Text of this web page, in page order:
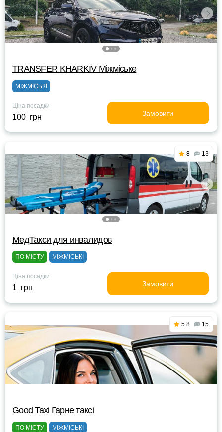
TRANSFER KHARKIV Міжміське
МІЖМІСЬКІ
Ціна посадки
100 грн Замовити
8 13
МедТакси для инвалидов
ПО МІСТУ МІЖМІСЬКІ
Ціна посадки
1 грн Замовити
5.8 15
Good Taxi Гарне таксi
ПО МІСТУ МІЖМІСЬКІ